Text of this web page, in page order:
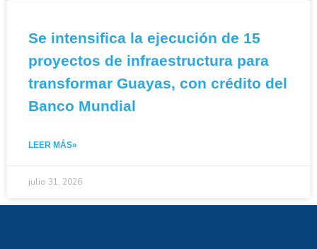
Se intensifica la ejecución de 15
proyectos de infraestructura para
transformar Guayas, con crédito del
Banco Mundial
LEER MÁS»
julio 31, 2026